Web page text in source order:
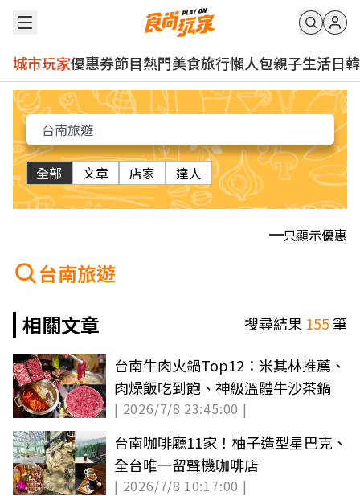
城市玩家優惠券節目熱門美食旅行懶人包親子生活日韓
全部 文章 店家 達人
只顯示優惠
台南旅遊
相關文章
搜尋結果 155筆
台南牛肉火鍋Top12：米其林推薦、
肉燥飯吃到飽、神級溫體牛沙茶鍋
| 2026/7/8 23:45:00 |
台南咖啡廳11家！柚子造型星巴克、
全台唯一留聲機咖啡店
| 2026/7/8 10:17:00 |